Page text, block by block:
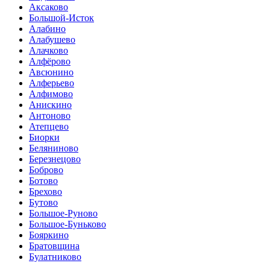
Аксаково
Большой-Исток
Алабино
Алабушево
Алачково
Алфёрово
Авсюнино
Алферьево
Алфимово
Анискино
Антоново
Атепцево
Биорки
Беляниново
Березнецово
Боброво
Ботово
Брехово
Бутово
Большое-Руново
Большое-Буньково
Бояркино
Братовщина
Булатниково